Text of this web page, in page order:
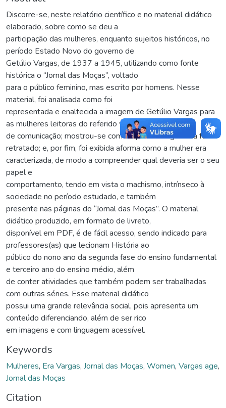
Discorre-se, neste relatório científico e no material didático
elaborado, sobre como se deu a
participação das mulheres, enquanto sujeitos históricos, no
período Estado Novo do governo de
Getúlio Vargas, de 1937 a 1945, utilizando como fonte
histórica o “Jornal das Moças”, voltado
para o público feminino, mas escrito por homens. Nesse
material, foi analisada como foi
representada e enaltecida a imagem de Getúlio Vargas para
as mulheres leitoras do referido veículo
de comunicação; mostrou-se como o período higienista foi
retratado; e, por fim, foi exibida aforma como a mulher era
caracterizada, de modo a compreender qual deveria ser o seu
papel e
comportamento, tendo em vista o machismo, intrínseco à
sociedade no período estudado, e também
presente nas páginas do “Jornal das Moças”. O material
didático produzido, em formato de livreto,
disponível em PDF, é de fácil acesso, sendo indicado para
professores(as) que lecionam História ao
público do nono ano da segunda fase do ensino fundamental
e terceiro ano do ensino médio, além
de conter atividades que também podem ser trabalhadas
com outras séries. Esse material didático
possui uma grande relevância social, pois apresenta um
conteúdo diferenciando, além de ser rico
em imagens e com linguagem acessível.
Keywords
Mulheres, Era Vargas, Jornal das Moças, Women, Vargas age,
Jornal das Moças
Citation